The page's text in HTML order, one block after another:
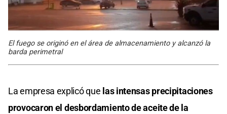
El fuego se originó en el área de almacenamiento y alcanzó la
barda perimetral
La empresa explicó que las intensas precipitaciones
provocaronel desbordamiento de aceite de la